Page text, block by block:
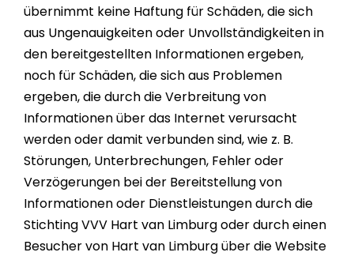
übernimmt keine Haftung für Schäden, die sich
aus Ungenauigkeiten oder Unvollständigkeiten in
den bereitgestellten Informationen ergeben,
noch für Schäden, die sich aus Problemen
ergeben, die durch die Verbreitung von
Informationen über das Internet verursacht
werden oder damit verbunden sind, wie z. B.
Störungen, Unterbrechungen, Fehler oder
Verzögerungen bei der Bereitstellung von
Informationen oder Dienstleistungen durch die
Stichting VVV Hart van Limburg oder durch einen
Besucher von Hart van Limburg über die Website